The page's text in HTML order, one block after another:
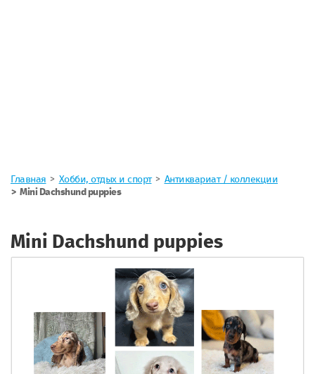
Главная Хобби, отдых и спорт
Антиквариат / коллекции
Mini Dachshund puppies
Mini Dachshund puppies